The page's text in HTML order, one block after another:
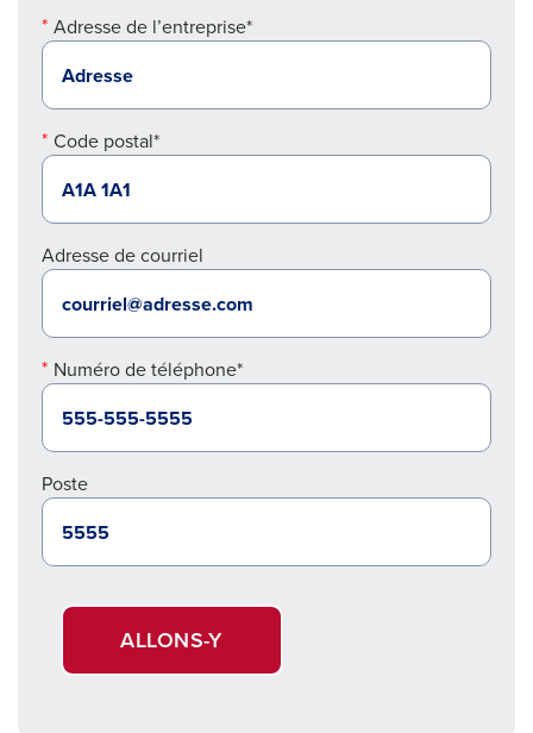
Adresse de l’entreprise*
Code postal*
Adresse de courriel
Numéro de téléphone*
Poste
ALLONS-Y